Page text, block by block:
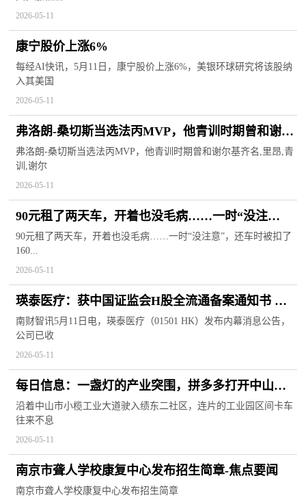
2026-05-11
康宁股价上涨6%
每经AI快讯，5月11日，康宁股价上涨6%，美银环球研究将该股纳
入其美国
2026-05-11
弗洛朗-桑切斯当选法丙MVP，他青训时期曾和谢尔
基齐名 每日观察
弗洛朗-桑切斯当选法丙MVP，他青训时期曾和谢尔基齐名,里昂,青
训,谢尔
2026-05-11
90元租了两天车，开着也没毛病……一时“没注
意”，还车时被扣了1600多？
90元租了两天车，开着也没毛病……一时“没注意”，还车时被扣了
160...
2026-05-11
瑛泰医疗：获中国证监会H股全流通备案通知书 涉
及7178.66万股内资股转换|看点
南财智讯5月11日电，瑛泰医疗（01501 HK）发布内幕消息公告，
公司已收
2026-05-11
每日信息：一盏灯的产业突围，拼多多打开中山灯
饰品牌新通路
沿着中山市小榄工业大道驶入绩东二社区，连片的工业园区间卡车
往来不息
2026-05-11
南京市聋人学校康复中心发布招生简章-焦点要闻
南京市聋人学校康复中心发布招生简章